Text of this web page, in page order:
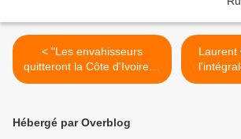
< "Les envahisseurs
quitteront la Côte d'Ivoire la
queue entre les jambes !" -
Laurent
Hébergé par Overblog